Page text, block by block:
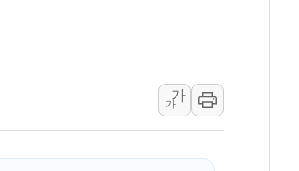
"文정부 악몽 재현 안돼"...李 부동산
신세계사이먼 '대구 프리미엄 아울렛'
李대통령, 호우 피해 경북 안동·의성
'변기 수리' 집주인에게 흉기 휘두른
워트, 상반기 영업이익 30억원
프롬바이오, 10일 거래 재개…"재무구
가
가